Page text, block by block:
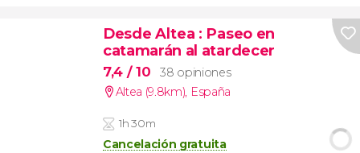
Desde Altea : Paseo en
catamarán al atardecer
7,4 / 10
38 opiniones
Altea (9.8km) España
1h 30m
Cancelación gratuita